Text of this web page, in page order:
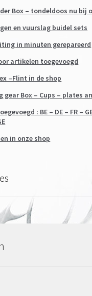
Box – tondeldoos nu bij
en vuurslag buidel sets
in minuten gerepareerd
artikelen toegevoegd
–Flint in de shop
gear Box – Cups – plates
: BE – DE – FR –
in onze shop